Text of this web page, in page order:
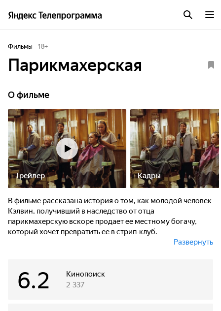
Фильмы 18+
Парикмахерская
О фильме
Трейлер Кадры
В фильме рассказана история о том, как молодой человек
Кэлвин, получивший в наследство от отца
парикмахерскую вскоре продает ее местному богачу,
который хочет превратить ее в стрип-клуб.
Кэлвин пытается найти способы сохранить
парикмахерскую.
Развернуть
Кинопоиск
6.2 2 337